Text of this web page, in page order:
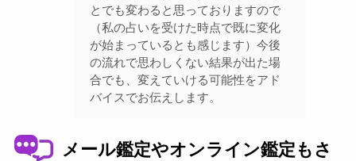
とでも変わると思っておりますので
（私の占いを受けた時点で既に変化
が始まっているとも感じます）今後
の流れで思わしくない結果が出た場
合でも、変えていける可能性をアド
バイスでお伝えします。
メール鑑定やオンライン鑑定もさ